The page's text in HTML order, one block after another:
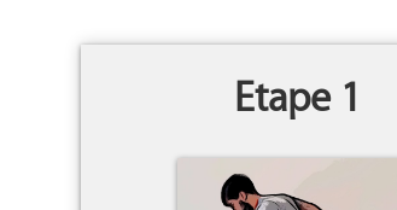
Etape 1